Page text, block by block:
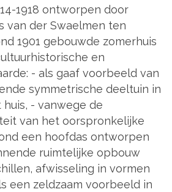
1918 ontworpen door
van der Swaelmen ten
1901 gebouwde zomerhuis
en
- als gaaf voorbeeld van
symmetrische deeltuin in
- vanwege de
van het oorspronkelijke
een hoofdas ontworpen
ruimtelijke opbouw
afwisseling in vormen
een zeldzaam voorbeeld in